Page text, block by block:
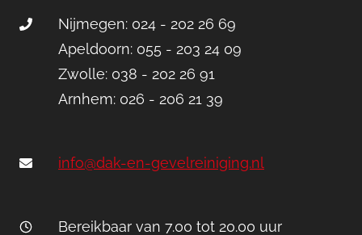
Nijmegen: 024 - 202 26 69
Apeldoorn: 055 - 203 24 09
Zwolle: 038 - 202 26 91
Arnhem: 026 - 206 21 39
info@dak-en-gevelreiniging.nl
Bereikbaar van 7.00 tot 20.00 uur